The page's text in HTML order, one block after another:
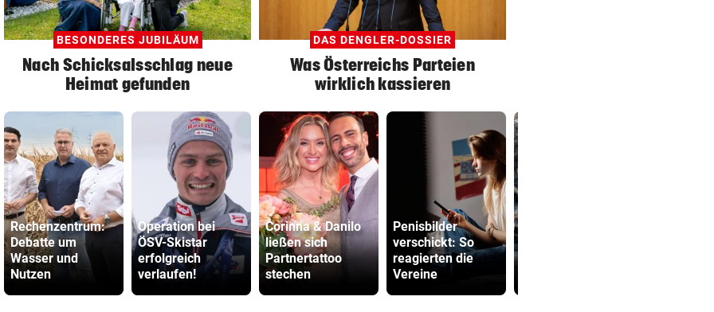
BESONDERES JUBILÄUM
Nach Schicksalsschlag neue
Heimat gefunden
DAS DENGLER-DOSSIER
Was Österreichs Parteien
wirklich kassieren
Rechenzentrum:
Debatte um
Wasser und
Nutzen
Operation bei
ÖSV-Skistar
erfolgreich
verlaufen!
Corinna & Danilo
ließen sich
Partnertattoo
stechen
Penisbilder
verschickt: So
reagierten die
Vereine